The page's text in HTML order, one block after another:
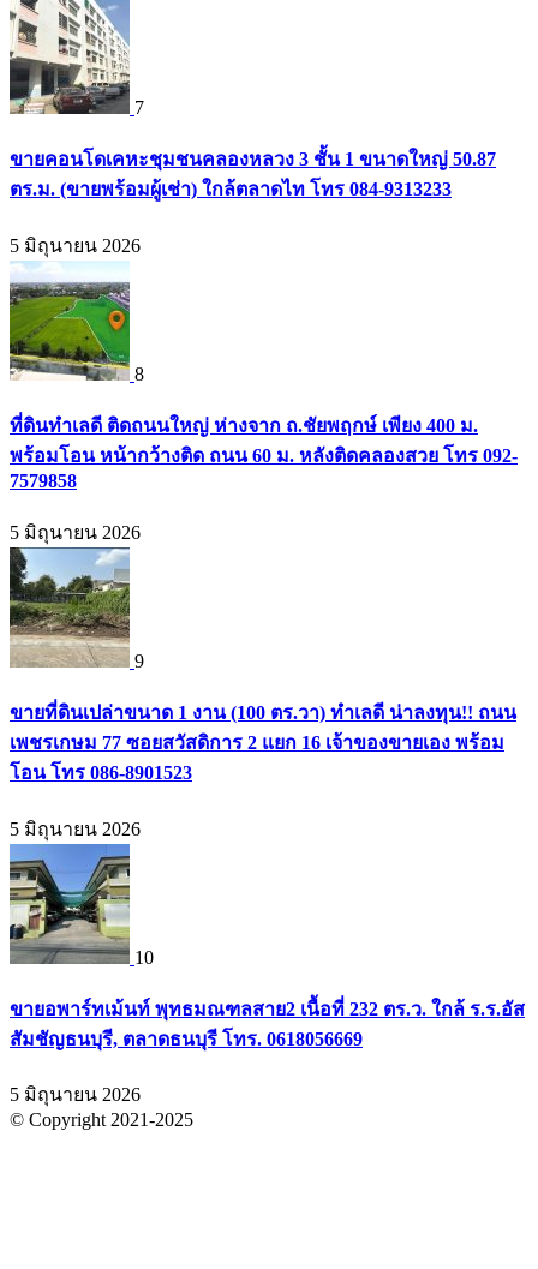
7
ขายคอนโดเคหะชุมชนคลองหลวง 3 ชั้น 1 ขนาดใหญ่ 50.87
ตร.ม. (ขายพร้อมผู้เช่า) ใกล้ตลาดไท โทร 084-9313233
5 มิถุนายน 2026
8
ที่ดินทำเลดี ติดถนนใหญ่ ห่างจาก ถ.ชัยพฤกษ์ เพียง 400 ม.
พร้อมโอน หน้ากว้างติด ถนน 60 ม. หลังติดคลองสวย โทร 092-
7579858
5 มิถุนายน 2026
9
ขายที่ดินเปล่าขนาด 1 งาน (100 ตร.วา) ทำเลดี น่าลงทุน!! ถนน
เพชรเกษม 77 ซอยสวัสดิการ 2 แยก 16 เจ้าของขายเอง พร้อม
โอน โทร 086-8901523
5 มิถุนายน 2026
10
ขายอพาร์ทเม้นท์ พุทธมณฑลสาย2 เนื้อที่ 232 ตร.ว. ใกล้ ร.ร.อัส
สัมชัญธนบุรี, ตลาดธนบุรี โทร. 0618056669
5 มิถุนายน 2026
© Copyright 2021-2025